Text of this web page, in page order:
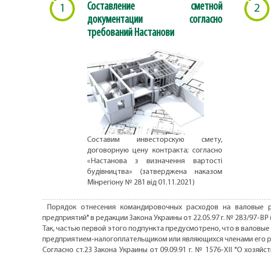
1
Составление сметной
документации согласно
требований Настанови
Составим инвесторскую смету,
договорную цену контракта; согласно
«Настанова з визначення вартості
будівництва» (затверджена наказом
Мінрегіону № 281 від 01.11.2021)
2
Порядок отнесения командировочных расходов на валовые
предприятий" в редакции Закона Украины от 22.05.97 г. № 283/97-ВР
Так, частью первой этого подпункта предусмотрено, что в
предприятием-налогоплательщиком или являющихся членами его
Согласно ст.23 Закона Украины от 09.09.91 г. № 1576-XII "О